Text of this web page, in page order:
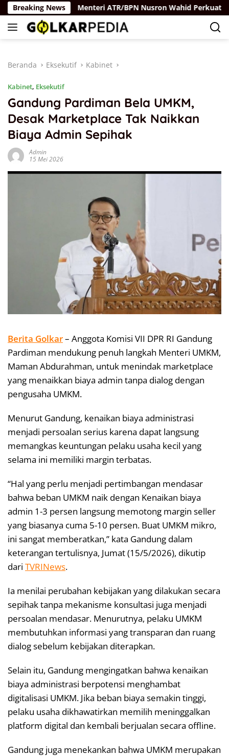
Langsung
ke
konten
Breaking News
Rus Menteri ATR/BPN Nusron Wahid Perkuat
Beranda Eksekutif Kabinet
Kabinet, Eksekutif
Gandung Pardiman Bela UMKM,
Desak Marketplace Tak Naikkan
Biaya Admin Sepihak
Admin
15 Mei 2026
Berita Golkar– Anggota Komisi VII DPR RI Gandung
Pardiman mendukung penuh langkah Menteri UMKM,
Maman Abdurahman, untuk menindak marketplace
yang menaikkan biaya admin tanpa dialog dengan
pengusaha UMKM.
Menurut Gandung, kenaikan biaya administrasi
menjadi persoalan serius karena dapat langsung
memangkas keuntungan pelaku usaha kecil yang
selama ini memiliki margin terbatas.
“Hal yang perlu menjadi pertimbangan mendasar
bahwa beban UMKM naik dengan Kenaikan biaya
admin 1-3 persen langsung memotong margin seller
yang biasanya cuma 5-10 persen. Buat UMKM mikro,
ini sangat memberatkan,” kata Gandung dalam
keterangan tertulisnya, Jumat (15/5/2026), dikutip
dari TVRINews.
Ia menilai perubahan kebijakan yang dilakukan secara
sepihak tanpa mekanisme konsultasi juga menjadi
persoalan mendasar. Menurutnya, pelaku UMKM
membutuhkan informasi yang transparan dan ruang
dialog sebelum kebijakan diterapkan.
Selain itu, Gandung mengingatkan bahwa kenaikan
biaya administrasi berpotensi menghambat
digitalisasi UMKM. Jika beban biaya semakin tinggi,
pelaku usaha dikhawatirkan memilih meninggalkan
platform digital dan kembali berjualan secara offline.
Gandung juga menekankan bahwa UMKM merupakan